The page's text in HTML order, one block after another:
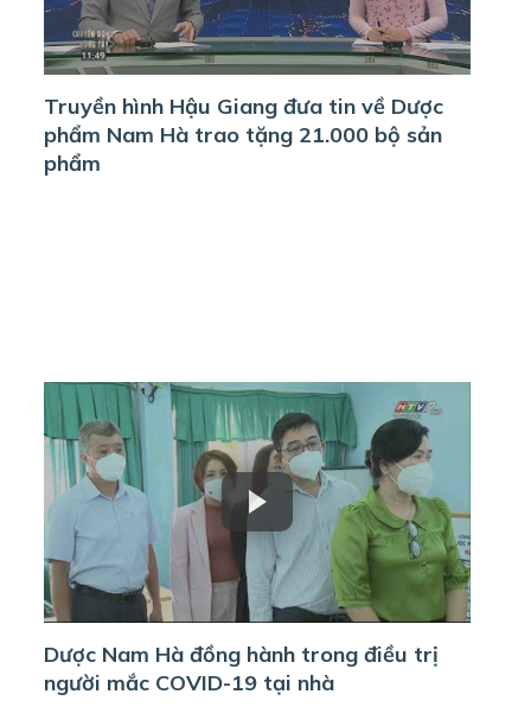
Truyền hình Hậu Giang đưa tin về Dược
phẩm Nam Hà trao tặng 21.000 bộ sản
phẩm
Dược Nam Hà đồng hành trong điều trị
người mắc COVID-19 tại nhà